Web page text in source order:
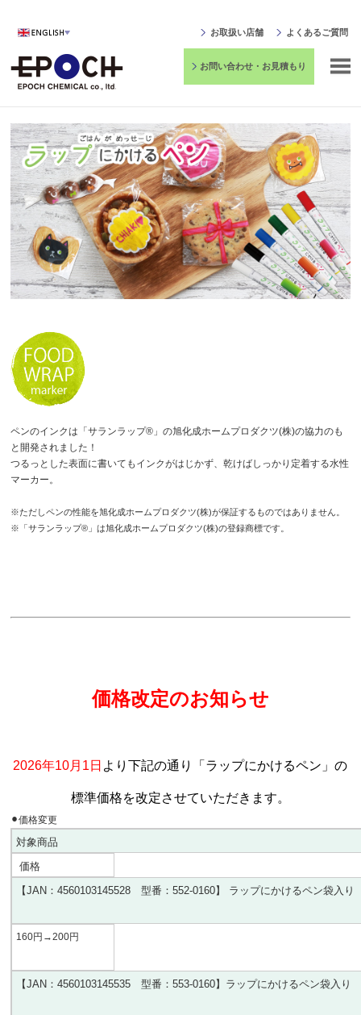
お取扱い店舗 よくあるご質問
お問い合わせ・お見積もり
ペンのインクは「サランラップ®」の旭化成ホームプロダクツ(株)の協力のも
と開発されました！
つるっとした表面に書いてもインクがはじかず、乾けばしっかり定着する水性
マーカー。
※ただしペンの性能を旭化成ホームプロダクツ(株)が保証するものではありません。
※「サランラップ®」は旭化成ホームプロダクツ(株)の登録商標です。
価格改定のお知らせ
2026年10月1日 より下記の通り「ラップにかけるペン」の
標準価格を改定させていただきます。
⚫︎価格変更
対象商品
価格
【JAN ：4560103145528型番：552-0160】 ラップにかけるペン袋入
160円 →200円
【JAN ：4560103145535型番：553-0160】ラップにかけるペン袋入り